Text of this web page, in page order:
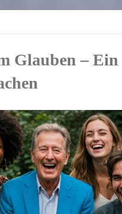
Glauben – Ein